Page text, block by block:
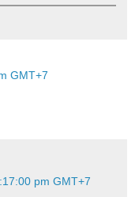
GMT+7
pm GMT+7